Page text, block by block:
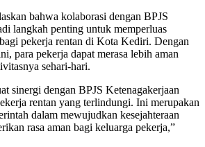
bahwa kolaborasi dengan BPJS
langkah penting untuk memperluas
pekerja rentan di Kota Kediri. Dengan
para pekerja dapat merasa lebih aman
sehari-hari.
sinergi dengan BPJS Ketenagakerjaan
rentan yang terlindungi. Ini merupakan
dalam mewujudkan kesejahteraan
rasa aman bagi keluarga pekerja,”